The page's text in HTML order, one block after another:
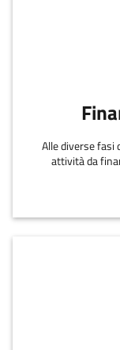
Alle diverse fasi
attività da